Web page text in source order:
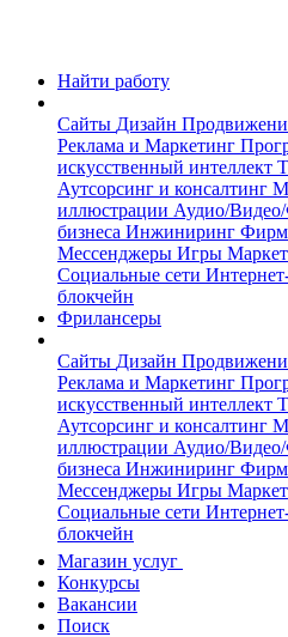
Найти работу
Сайты Дизайн
Реклама и Маркетинг
искусственный интеллект
Аутсорсинг и консалтинг
иллюстрации Аудио/
бизнеса Инжиниринг
Мессенджеры Игры
Социальные сети
блокчейн
Фрилансеры
Сайты Дизайн
Реклама и Маркетинг
искусственный интеллект
Аутсорсинг и консалтинг
иллюстрации Аудио/
бизнеса Инжиниринг
Мессенджеры Игры
Социальные сети
блокчейн
Магазин услуг
Конкурсы
Вакансии
Поиск